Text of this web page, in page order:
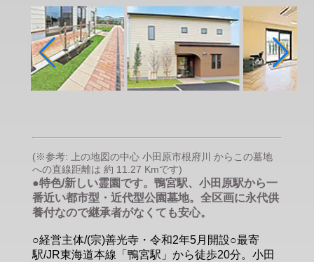
(※参考: 上の地図の中心 小田原市根府川 からこの墓地
への直線距離は 約 11.27 Kmです)
●特色/新しい霊園です。鴨宮駅、小田原駅から一
番近い都市型・近代型公園墓地。全区画に永代供
養付なので継承者がなくても安心。
○経営主体/(宗)善光寺・令和2年5月開設○最寄
駅/JR東海道本線「鴨宮駅」から徒歩20分。小田